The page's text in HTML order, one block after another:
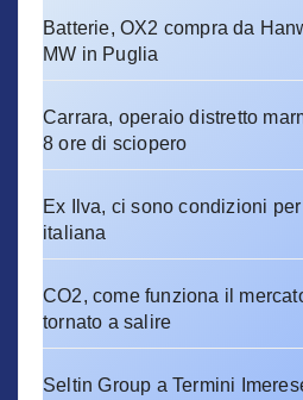
Batterie, OX2 compra da
MW in Puglia
Carrara, operaio distretto
8 ore di sciopero
Ex Ilva, ci sono condizioni
italiana
CO2, come funziona il
tornato a salire
Seltin Group a Termini